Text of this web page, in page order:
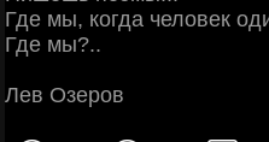
Где мы, когда человек
Где мы?..
Лев Озеров